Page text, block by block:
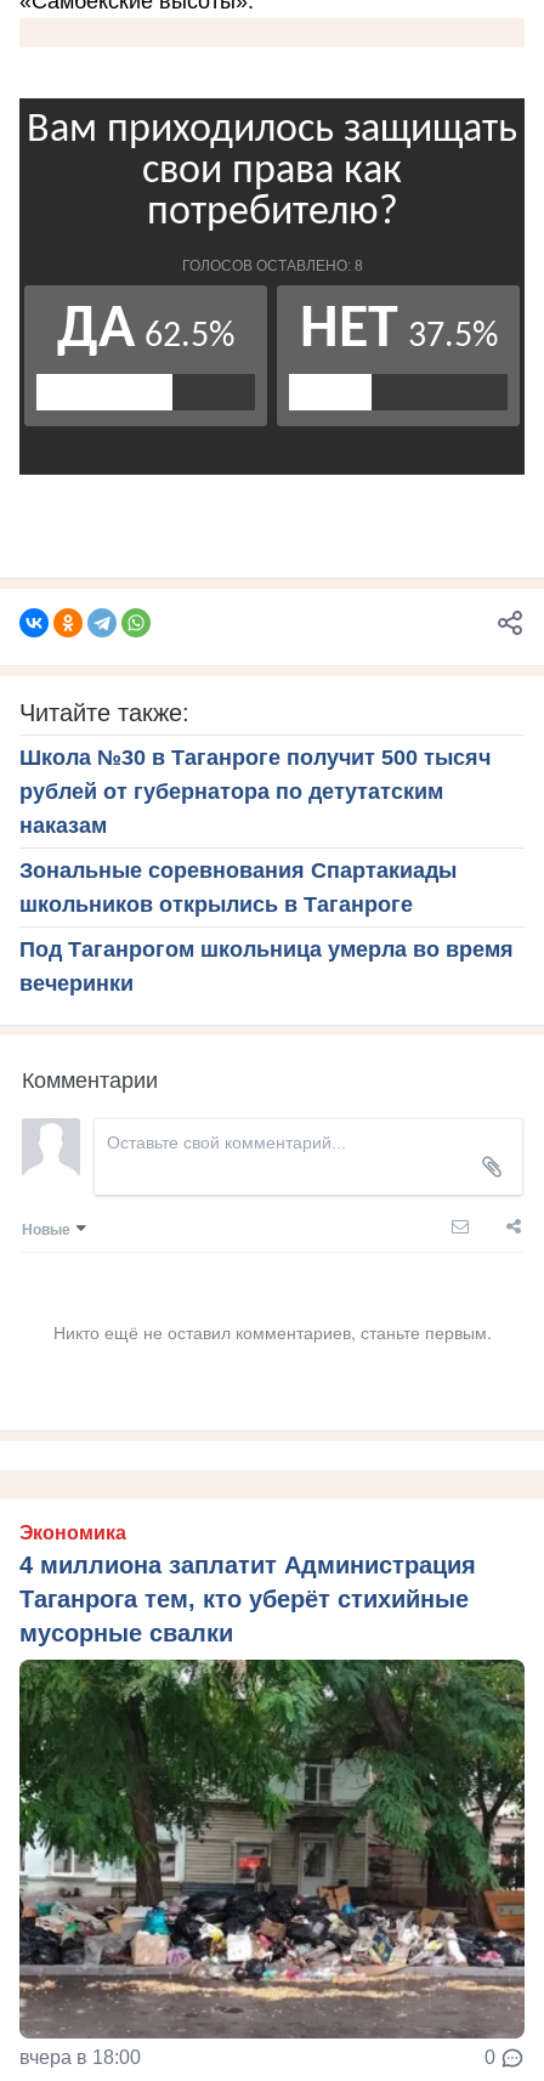
Читайте также:
Школа №30 в Таганроге получит 500 тысяч
рублей от губернатора по детутатским
наказам
Зональные соревнования Спартакиады
школьников открылись в Таганроге
Под Таганрогом школьница умерла во время
вечеринки
Комментарии
Новые
Никто ещё не оставил комментариев, станьте первым.
Экономика
4 миллиона заплатит Администрация
Таганрога тем, кто уберёт стихийные
мусорные свалки
вчера в 18:00 0